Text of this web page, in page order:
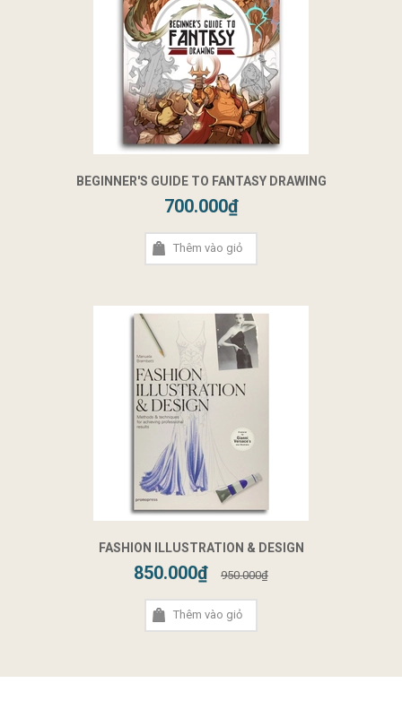
BEGINNER'S GUIDE TO FANTASY DRAWING
700.000₫
Thêm vào giỏ
FASHION ILLUSTRATION & DESIGN
850.000₫ 950.000₫
Thêm vào giỏ